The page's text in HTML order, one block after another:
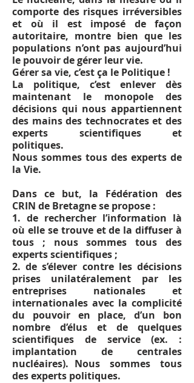
comporte des risques irréversibles
et où il est imposé de façon
autoritaire, montre bien que les
populations n’ont pas aujourd’hui
le pouvoir de gérer leur vie.
Gérer sa vie, c’est ça le Politique !
La politique, c’est enlever dès
maintenant le monopole des
décisions qui nous appartiennent
des mains des technocrates et des
experts scientifiques et
politiques.
Nous sommes tous des experts de
la Vie.
Dans ce but, la Fédération des
CRIN de Bretagne se propose :
1. de rechercher l’information là
où elle se trouve et de la diffuser à
tous ; nous sommes tous des
experts scientifiques ;
2. de s’élever contre les décisions
prises unilatéralement par les
entreprises nationales et
internationales avec la complicité
du pouvoir en place, d’un bon
nombre d’élus et de quelques
scientifiques de service (ex. :
implantation de centrales
nucléaires). Nous sommes tous
des experts politiques.